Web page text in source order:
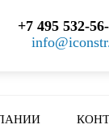
+7 495 532-